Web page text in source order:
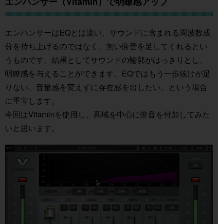
エンハンサーはEQとは違い、サウンドに含まれる周波数成
分を持ち上げるのではなく、無い倍音を足してくれるとい
うものです。結果としてサウンドの輪郭がはっきりとし、
明瞭感を与えることができます。EQではもう一歩抜けが足
りない、音量感を変えずに存在感を出したい、という場合
に重宝します。
今回はVitaminを使用し、高域を中心に倍音を付加してみた
いと思います。